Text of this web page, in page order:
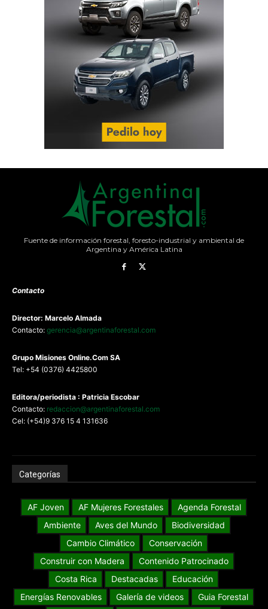
Fuente de información forestal, foresto-industrial y ambiental de
Argentina y América Latina
Contacto
Director: Marcelo Almada
Contacto: gerencia@argentinaforestal.com
Grupo Misiones Online.Com SA
Tel: +54 (0376) 4425800
Editora/periodista : Patricia Escobar
Contacto: redaccion@argentinaforestal.com
Cel: (+54)9 376 15 4 131636
Categorías
AF Joven AF Mujeres Forestales
Agenda Forestal
Ambiente
Aves del Mundo
Biodiversidad
Cambio Climático
Conservación
Construir con Madera
Contenido Patrocinado
Costa Rica
Destacadas
Educación
Energías Renovables
Galería de videos
Guia Forestal